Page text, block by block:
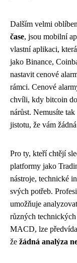
Dalším velmi
čase, jsou mobilní
vlastní aplikaci,
jako Binance,
nastavit cenové
rámci. Cenové
chvíli, kdy bitcoin
nárůst. Nemusíte
jistotu, že vám
Pro ty, kteří chtějí
platformy jako
nástroje, technické
svých potřeb.
umožňuje
různých
MACD, lze
že žádná analýza